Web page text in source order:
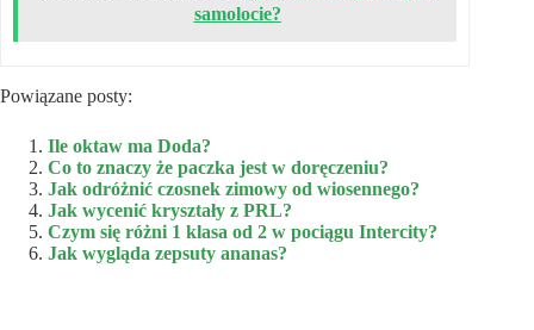
samolocie?
Powiązane posty:
Ile oktaw ma Doda?
Co to znaczy że paczka jest w doręczeniu?
Jak odróżnić czosnek zimowy od wiosennego?
Jak wycenić kryształy z PRL?
Czym się różni 1 klasa od 2 w pociągu Intercity?
Jak wygląda zepsuty ananas?